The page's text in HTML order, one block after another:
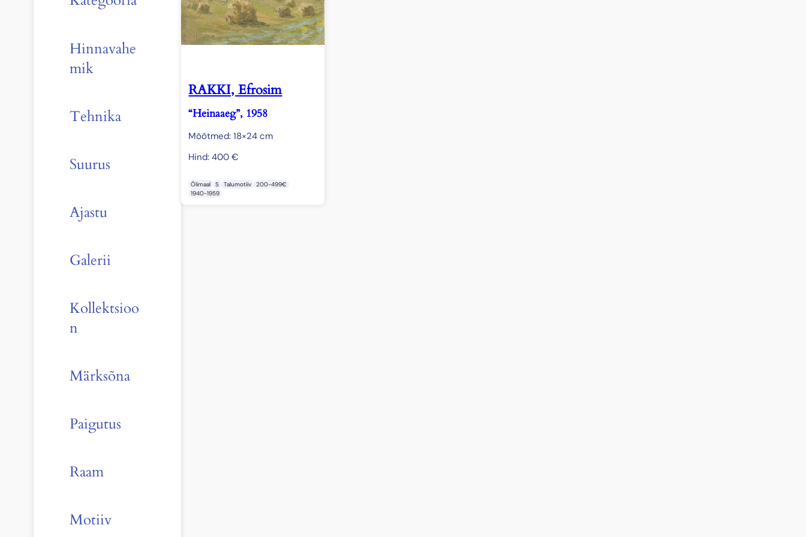
Hinnavahe
mik
Tehnika
Suurus
Ajastu
Galerii
Kollektsioo
n
Märksõna
Paigutus
Raam
Motiiv
RAKKI, Efrosim
“Heinaaeg”, 1958
Mõõtmed: 18×24 cm
Hind:400€
Õlimaal S Talumotiiv
200-499€
1940-1959